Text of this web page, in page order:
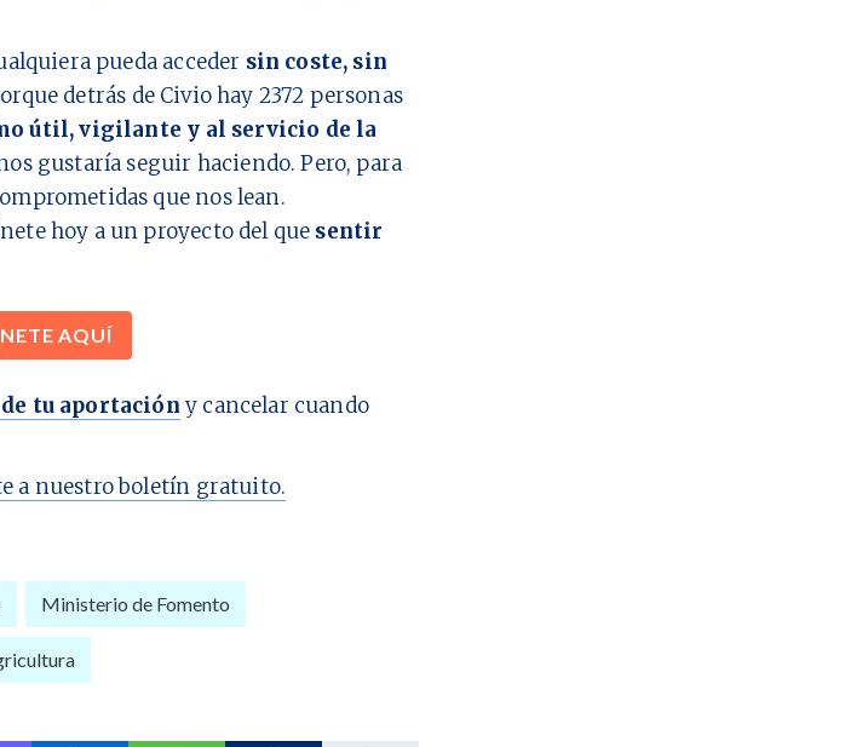
pueda acceder sin coste, sin
detrás de Civio hay 2372 personas
útil, vigilante y al servicio de la
gustaría seguir haciendo. Pero, para
que nos lean.
hoy a un proyecto del que sentir
AQUÍ
tu aportación y cancelar cuando
a nuestro boletín gratuito.
Ministerio de Fomento